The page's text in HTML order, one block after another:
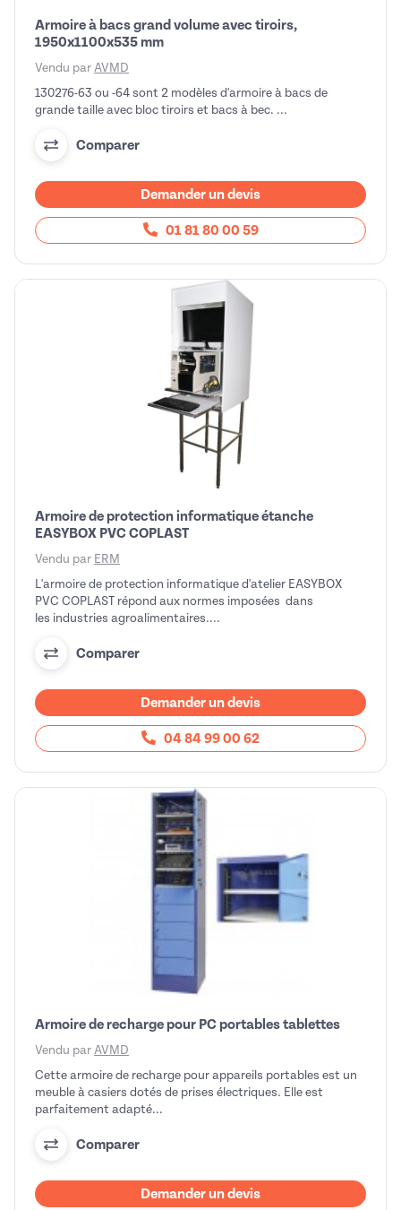
Armoire à bacs grand volume avec tiroirs,
1950x1100x535 mm
Vendu par AVMD
130276-63 ou -64 sont 2 modèles d'armoire à bacs de
grande taille avec bloc tiroirs et bacs à bec. ...
Comparer
Demander un devis
01 81 80 00 59
Armoire de protection informatique étanche
EASYBOX PVC COPLAST
Vendu par ERM
L'armoire de protection informatique d'atelier EASYBOX
PVC COPLAST répond aux normes imposées dans
les industries agroalimentaires....
Comparer
Demander un devis
04 84 99 00 62
Armoire de recharge pour PC portables tablettes
Vendu par AVMD
Cette armoire de recharge pour appareils portables est un
meuble à casiers dotés de prises électriques. Elle est
parfaitement adapté...
Comparer
Demander un devis